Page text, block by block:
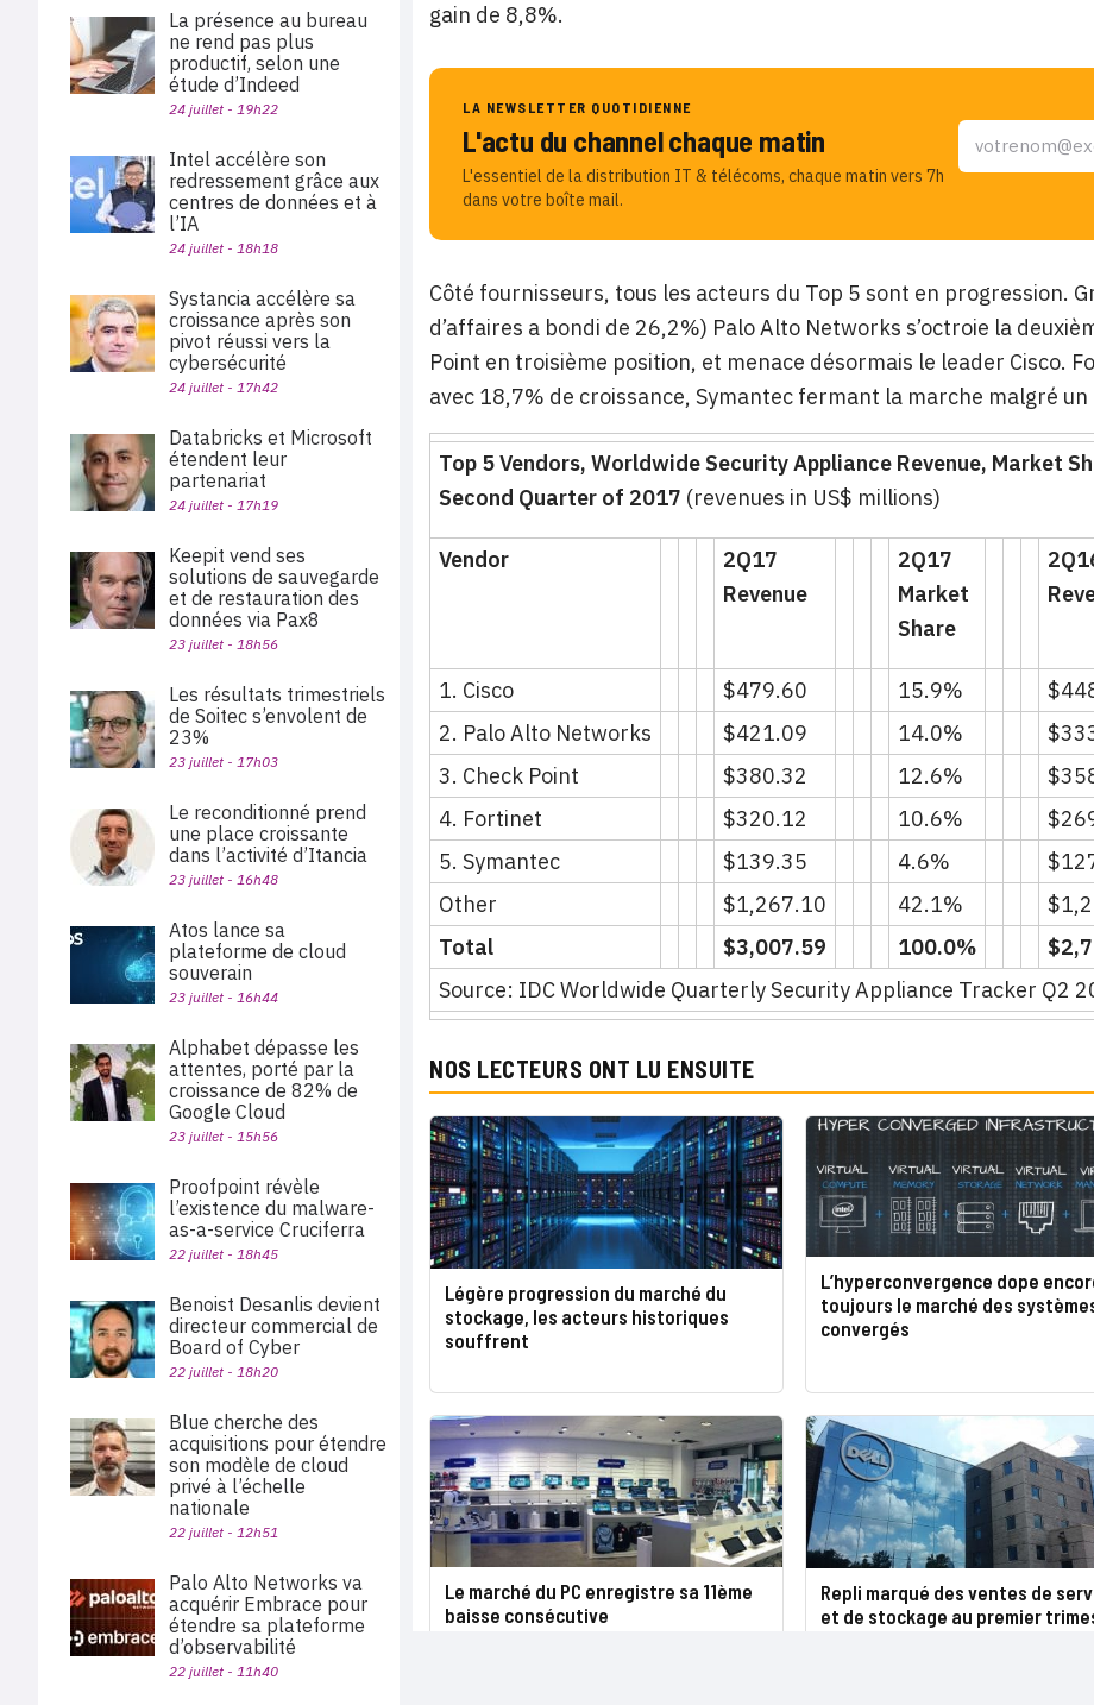
gain de 8,8%.
LA NEWSLETTER QUOTIDIENNE
L'actu du channel chaque matin
L'essentiel de la distribution IT & télécoms, chaque matin vers 7h
dans votre boîte mail.
Côté fournisseurs, tous les acteurs du Top 5 sont en progression.
d’affaires a bondi de 26,2%) Palo Alto Networks s’octroie la
Point en troisième position, et menace désormais le leader Cisco.
avec 18,7% de croissance, Symantec fermant la marche malgré
Top 5 Vendors, Worldwide Security Appliance Revenue, Market
Second Quarter of 2017 (revenues in US$ millions)
Vendor
2Q17
Revenue
2Q17
Market
Share
1. Cisco $479.60 15.9%
2. Palo Alto Networks
$421.09 14.0%
3. Check Point
$380.32 12.6%
4. Fortinet
$320.12 10.6%
5. Symantec
$139.35 4.6%
Other
$1,267.10 42.1%
Total
$3,007.59 100.0%
Source: IDC Worldwide Quarterly Security Appliance Tracker Q2
NOS LECTEURS ONT LU ENSUITE
Légère progression du marché du
stockage, les acteurs historiques
souffrent
L’hyperconvergence dope
toujours le marché des
convergés
Le marché du PC enregistre sa 11ème
baisse consécutive
Repli marqué des ventes de
et de stockage au premier
La présence au bureau
ne rend pas plus
productif, selon une
étude d’Indeed
24 juillet - 19h22
Intel accélère son
redressement grâce aux
centres de données et à
l’IA
24 juillet - 18h18
Systancia accélère sa
croissance après son
pivot réussi vers la
cybersécurité
24 juillet - 17h42
Databricks et Microsoft
étendent leur
partenariat
24 juillet - 17h19
Keepit vend ses
solutions de sauvegarde
et de restauration des
données via Pax8
23 juillet - 18h56
Les résultats trimestriels
de Soitec s’envolent de
23%
23 juillet - 17h03
Le reconditionné prend
une place croissante
dans l’activité d’Itancia
23 juillet - 16h48
Atos lance sa
plateforme de cloud
souverain
23 juillet - 16h44
Alphabet dépasse les
attentes, porté par la
croissance de 82% de
Google Cloud
23 juillet - 15h56
Proofpoint révèle
l’existence du malware-
as-a-service Cruciferra
22 juillet - 18h45
Benoist Desanlis devient
directeur commercial de
Board of Cyber
22 juillet - 18h20
Blue cherche des
acquisitions pour étendre
son modèle de cloud
privé à l’échelle
nationale
22 juillet - 12h51
Palo Alto Networks va
acquérir Embrace pour
étendre sa plateforme
d’observabilité
22 juillet - 11h40